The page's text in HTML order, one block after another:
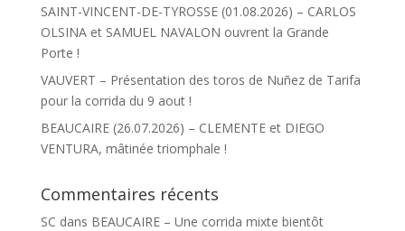
SAINT-VINCENT-DE-TYROSSE (01.08.2026) – CARLOS
OLSINA et SAMUEL NAVALON ouvrent la Grande
Porte !
VAUVERT – Présentation des toros de Nuñez de Tarifa
pour la corrida du 9 aout !
BEAUCAIRE (26.07.2026) – CLEMENTE et DIEGO
VENTURA, mâtinée triomphale !
Commentaires récents
SC dans BEAUCAIRE – Une corrida mixte bientôt